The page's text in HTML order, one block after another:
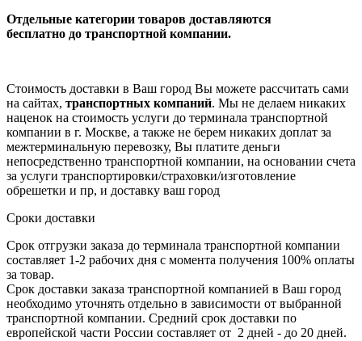
Отдельные категории товаров доставляются
бесплатно до транспортной компании.
Стоимость доставки в Ваш город Вы можете рассчитать сами
на сайтах, транспортных компаний. Мы не делаем никаких
наценок на стоимость услуги до терминала транспортной
компании в г. Москве, а также не берем никаких доплат за
межтерминальную перевозку, Вы платите деньги
непосредственно транспортной компании, на основании счета
за услуги транспортировки/страховки/изготовление
обрешетки и пр, и доставку ваш город
Сроки доставки
Срок отгрузки заказа до терминала транспортной компании
составляет 1-2 рабочих дня с момента получения 100% оплаты
за товар.
Срок доставки заказа транспортной компанией в Ваш город
необходимо уточнять отдельно в зависимости от выбранной
транспортной компании. Средний срок доставки по
европейской части России составляет от 2 дней - до 20 дней.